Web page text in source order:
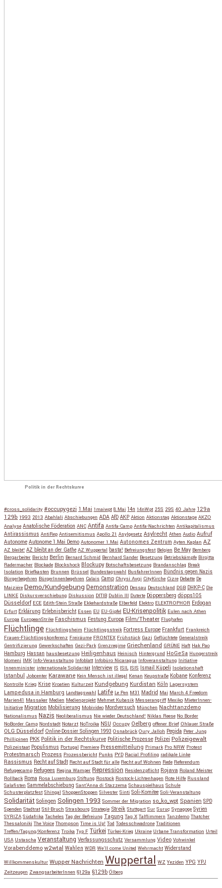
Politik in der Rechtskurve
#cross_solidarity #occupygezi 1.Mai 1maiwpt 8.Mai 14n 14nWpt 25S 29S 40 Jahre 129a
129b 1993 2013 Abahlali Abschiebungen ADA AfD AKP Aktion Aktionstag Aktionstage AKZO
Analyse Anatolische Föderation ANC Antifa Antifa-Camp Antifa-Nachrichten Antikapitalismus
Antirassismus AntiRep Antisemitismus Apollo 21 Asylgesetz Asylrecht Athen Audio Aufruf
Autonome Autonome 1.Mai Demo Autonomer 1.Mai Autonomes Zentrum Ayten Kaplan AZ
AZ bleibt! AZ bleibt an der Gathe AZ Wuppertal basta! Befreiungsfest Belgien Be May Bemberg
Bergarbeiter Bericht Berlin Bernard Schmid Bernhard Sander Besetzung Betriebskämpfe Birgitta
Radermacher Blockade Blockshock Blockupy Botschaftsbesetzung Brandanschlag Break
Isolation Briefkasten Brunnen Brüssel Bundestagswahl BusfahrerInnen Bündnis gegen Nazis
Bürgerbegehren BürgerInnenbegehren Calais Camp Chrysi Avgi CityKirche Cizre Debatte De
Maiziére Demo/Kundgebung Demonstration Dessau Deutschland DGB DHKP-C Die
LINKE Diskursverschiebung Diskussion DITIB Dublin III Duterte Döppersberg döpps105
Düsseldorf ECE Edith-Stein Straße Ekkehardstraße Elberfeld Elektro ELEKTROPHOR Erdogan
Erfurt Erklärung Erlebnisbericht Essen EU EU-Gipfel EU-Krisenpolitik Eulen nach Athen
Europa EuropeanStrike Faschismus Festung Europa Film/Theater Flughafen
Flüchtlinge Flüchtlingsheim Flüchtlingsstreik Fortress Europe Frankfurt Frankreich
Frauen-Flüchtlingskonferenz Freiräume FRONTEX Frühstück Gazi Geflüchtete Generalstreik
Gentrifizierung Gewerkschaften Gezi-Park Grenzregime Griechenland GRÜNE Haft Hak Pao
Hamburg Hassan hausbesetzung Heiligenhaus Heinisch Hintergrund HoGeSa Hungerstreik
Idomeni IMK Info-Veranstaltung Infoblatt Infobüro Nicaragua Infoveranstaltung Initiative
Innenminister internationale Solidarität Interview IS ISIL ISIS Ismail Küpeli Isolationshaft
Istanbul Jobcenter Karawane Kein Mensch ist illegal Kenan Keupstraße Kobane Konferenz
Kontrolle Krieg Krise Kroatien Kulturzeit Kundgebung Kurdistan Köln Lagersystem
Lampedusa in Hamburg Landtagswahl Latife Le Pen M31 Madrid Mai March 4 Freedom
Marien41 Massaker Medien Medienprojekt Mehmet Kubasik Messerangriff Mexiko MieterInnen-
Initiative Migration Mobilisierung Mobivideo Mordversuch München Nachttanzdemo
Nationalismus Nazis Neoliberalismus Nie wieder Deutschland! Niklas Reese No Border
NoBorder Camp Nordstadt Notarzt NoTroika NSU Occupy Oelberg offener Brief Ohlauer Straße
OLG Düsseldorf Online-Dossier Solingen 1993 Osnabrück Oury Jalloh Pegida Peter Jung
Phillipinen PKK Politik in der Rechtskurve Politische Prozesse Polizei Polizeigewalt
Polizeistaat Populismus Portugal Premiere Pressemitteilung Primark Pro NRW Protest
Protestmarsch Prozess Prozessbericht Punks PYD Racial Profiling radikale Linke
Rassismus Recht auf Stadt Recht auf Stadt für alle Recht auf Wohnen Rede Referendum
Refugeecamp Refugees Regina Wamper Repression Residenzpflicht Rojava Roland Meister
Rollback Roma Rosa Luxemburg Stiftung Rostock Rostock-Lichtenhagen Rote Hilfe Russland
Salafisten Sammelabschiebung Sant'Anna di Stazzema Schauspielhaus Schule
Schusterplatzfest Shingal ShoppenStoppen Silvester Sinti Soli-Komitee Soli-Veranstaltung
Solidarität Solingen Solingen 1993 Sommer der Migration so_ko_wpt Spanien SPD
Spenden Stadtrat Stil-Bruch Strasbourg Strategie Streik Stuttgart Sur Suruç Synagoge Syrien
SYRIZA Südafrika Tacheles Tag der Befreiung Tagung Tag X Talflimmern Tanzdemo Thatcher
Thessaloniki The Voice Thompson Time is Up! Tod Todesschwadrone Traditionen
Treffen/Tagung/Konferenz Troika Typ F Türkei Türkei-Krieg Ukraine Urbane Transformation Urteil
USA Ustascha Veranstaltung Verfassungsschutz Versammlung Video Vohwinkel
Vorabenddemo w2wtal Wahlen WDR We'll come United Wehrmacht Widerstand
Willkommenskultur Wupper Nachrichten Wuppertal WZ Yeziden YPG YPJ
Zeitzeugen ZwangsarbeiterInnen §129a §129b Ölberg